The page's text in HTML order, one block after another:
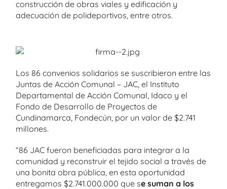
construcción de obras viales y edificación y
adecuación de polideportivos, entre otros.
Los 86 convenios solidarios se suscribieron entre las
Juntas de Acción Comunal – JAC, el Instituto
Departamental de Acción Comunal, Idaco y el
Fondo de Desarrollo de Proyectos de
Cundinamarca, Fondecún, por un valor de $2.741
millones.
“86 JAC fueron beneficiadas para integrar a la
comunidad y reconstruir el tejido social a través de
una bonita obra pública, en esta oportunidad
entregamos $2.741.000.000 que se suman a los